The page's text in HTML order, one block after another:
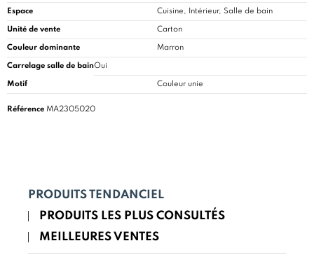
Espace Cuisine, Intérieur, Salle de bain
Unité de vente Carton
Couleur dominante Marron
Carrelage salle de bainOui
Motif Couleur unie
Référence MA2305020
PRODUITS TENDANCIEL
PRODUITS LES PLUS CONSULTÉS
MEILLEURES VENTES